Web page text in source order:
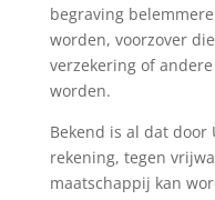
begraving
worden, voorzover
verzekering of
worden.
Bekend is al dat door
rekening, tegen
maatschappij kan